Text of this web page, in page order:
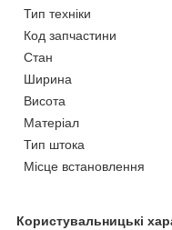
Тип техніки
Код запчастини
Стан
Ширина
Висота
Матеріал
Тип штока
Місце встановлення
Користувальницькі